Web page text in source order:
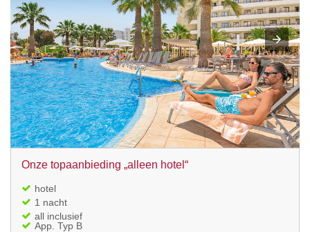
Onze topaanbieding „alleen hotel“
hotel
1 nacht
all inclusief
App. Typ B